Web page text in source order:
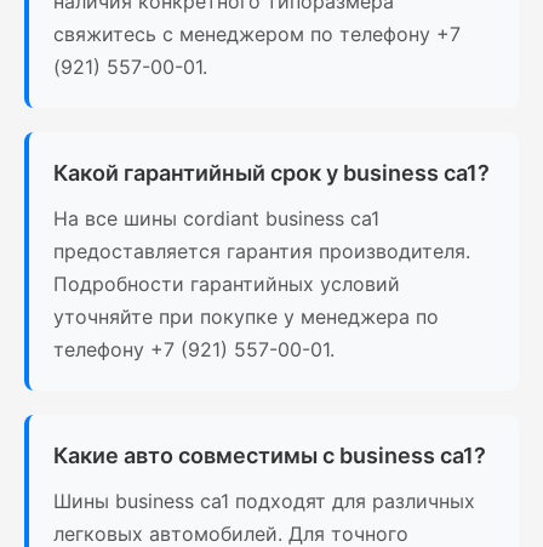
свяжитесь с менеджером по телефону +7
(921) 557-00-01.
Какой гарантийный срок у business ca1?
На все шины cordiant business ca1
предоставляется гарантия производителя.
Подробности гарантийных условий
уточняйте при покупке у менеджера по
телефону +7 (921) 557-00-01.
Какие авто совместимы с business ca1?
Шины business ca1 подходят для различных
легковых автомобилей. Для точного